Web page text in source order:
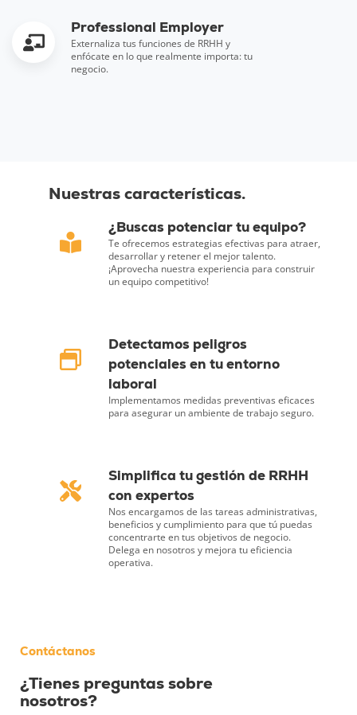
Professional Employer
Externaliza tus funciones de RRHH y
enfócate en lo que realmente importa: tu
negocio.
Nuestras características.
¿Buscas potenciar tu equipo?
Te ofrecemos estrategias efectivas para atraer,
desarrollar y retener el mejor talento.
¡Aprovecha nuestra experiencia para construir
un equipo competitivo!
Detectamos peligros
potenciales en tu entorno
laboral
Implementamos medidas preventivas eficaces
para asegurar un ambiente de trabajo seguro.
Simplifica tu gestión de RRHH
con expertos
Nos encargamos de las tareas administrativas,
beneficios y cumplimiento para que tú puedas
concentrarte en tus objetivos de negocio.
Delega en nosotros y mejora tu eficiencia
operativa.
Contáctanos
¿Tienes preguntas sobre
nosotros?